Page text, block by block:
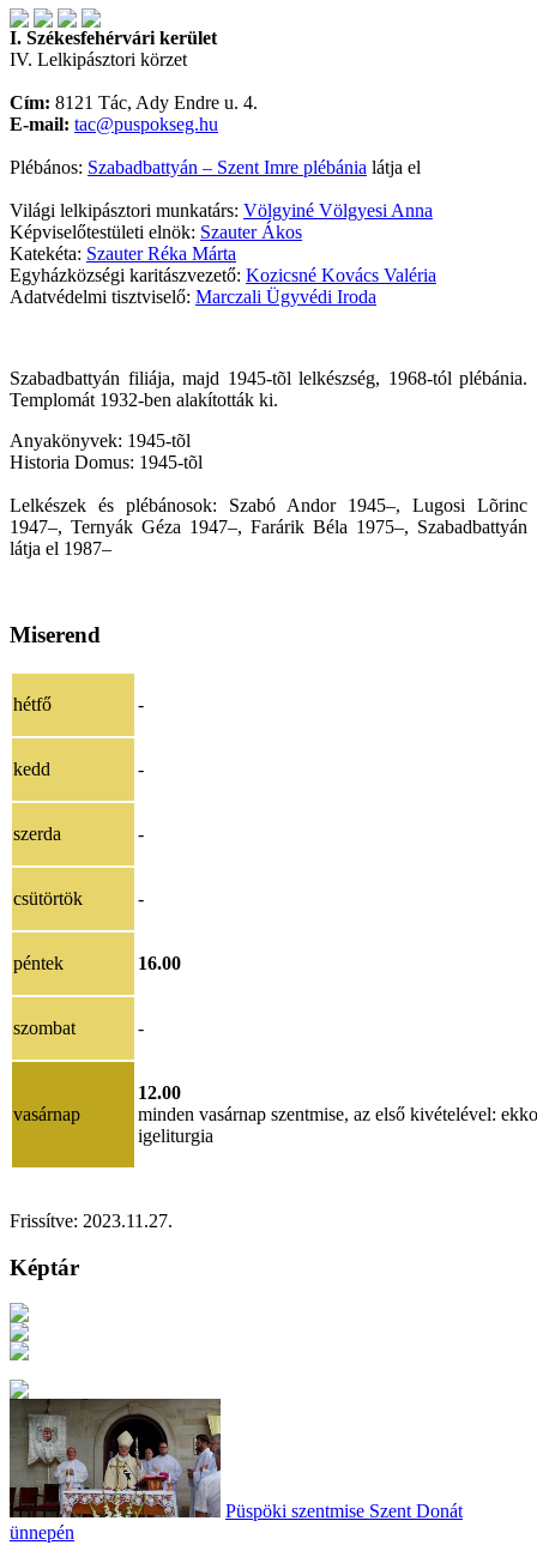
I. Székesfehérvári kerület
IV. Lelkipásztori körzet
Cím: 8121 Tác, Ady Endre u. 4.
E-mail: tac@puspokseg.hu
Plébános: Szabadbattyán – Szent Imre plébánia látja el
Világi lelkipásztori munkatárs: Völgyiné Völgyesi Anna
Képviselőtestületi elnök: Szauter Ákos
Katekéta: Szauter Réka Márta
Egyházközségi karitászvezető: Kozicsné Kovács Valéria
Adatvédelmi tisztviselő: Marczali Ügyvédi Iroda
Szabadbattyán filiája, majd 1945-tõl lelkészség, 1968-tól plébánia.
Templomát 1932-ben alakították ki.
Anyakönyvek: 1945-tõl
Historia Domus: 1945-tõl
Lelkészek és plébánosok: Szabó Andor 1945–, Lugosi Lõrinc
1947–, Ternyák Géza 1947–, Farárik Béla 1975–, Szabadbattyán
látja el 1987–
Miserend
hétfő -
kedd -
szerda -
csütörtök -
péntek 16.00
szombat -
vasárnap
12.00
minden vasárnap szentmise, az első kivételével:
igeliturgia
Frissítve: 2023.11.27.
Képtár
Püspöki szentmise Szent Donát
ünnepén